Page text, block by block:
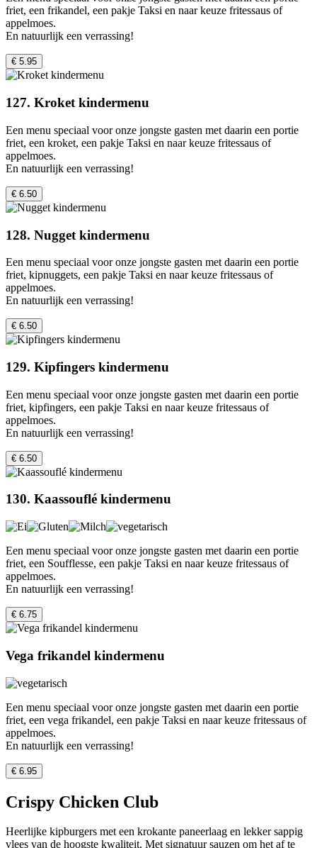
friet, een frikandel, een pakje Taksi en naar keuze fritessaus of
appelmoes.
En natuurlijk een verrassing!
€ 5.95
127. Kroket kindermenu
Een menu speciaal voor onze jongste gasten met daarin een portie
friet, een kroket, een pakje Taksi en naar keuze fritessaus of
appelmoes.
En natuurlijk een verrassing!
€ 6.50
128. Nugget kindermenu
Een menu speciaal voor onze jongste gasten met daarin een portie
friet, kipnuggets, een pakje Taksi en naar keuze fritessaus of
appelmoes.
En natuurlijk een verrassing!
€ 6.50
129. Kipfingers kindermenu
Een menu speciaal voor onze jongste gasten met daarin een portie
friet, kipfingers, een pakje Taksi en naar keuze fritessaus of
appelmoes.
En natuurlijk een verrassing!
€ 6.50
130. Kaassouflé kindermenu
Een menu speciaal voor onze jongste gasten met daarin een portie
friet, een Soufflesse, een pakje Taksi en naar keuze fritessaus of
appelmoes.
En natuurlijk een verrassing!
€ 6.75
Vega frikandel kindermenu
Een menu speciaal voor onze jongste gasten met daarin een portie
friet, een vega frikandel, een pakje Taksi en naar keuze fritessaus of
appelmoes.
En natuurlijk een verrassing!
€ 6.95
Crispy Chicken Club
Heerlijke kipburgers met een krokante paneerlaag en lekker sappig
vlees van de hoogste kwaliteit. Met signatuur sauzen om het af te